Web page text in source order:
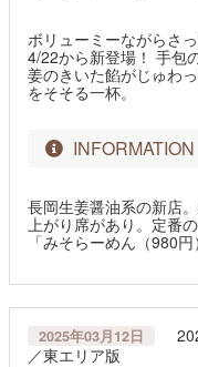
ボリューミーながらさ
4/22から新登場！ 手包
姜のきいた餡がじゅわ
をそそる一杯。
INFORMATION
長岡生姜醤油系の新店
上がり席があり。定番
「みそらーめん（980円
2025年03月12日
／東エリア版